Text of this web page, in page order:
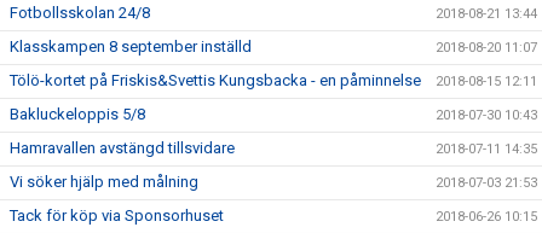
Fotbollsskolan 24/8 2018-08-21 13:44
Klasskampen 8 september inställd 2018-08-20 11:07
Tölö-kortet på Friskis&Svettis Kungsbacka - en påminnelse 2018-08-15 12:11
Bakluckeloppis 5/8 2018-07-30 10:43
Hamravallen avstängd tillsvidare 2018-07-11 14:35
Vi söker hjälp med målning 2018-07-03 21:53
Tack för köp via Sponsorhuset 2018-06-26 10:15